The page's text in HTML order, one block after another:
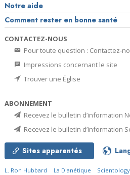
Notre aide
Comment rester en bonne santé
CONTACTEZ-NOUS
Pour toute question : Contactez-
Impressions concernant le site
Trouver une Église
ABONNEMENT
Recevez le bulletin d’information
Recevez le bulletin d’information
Sites apparentés
L. Ron Hubbard La Dianétique